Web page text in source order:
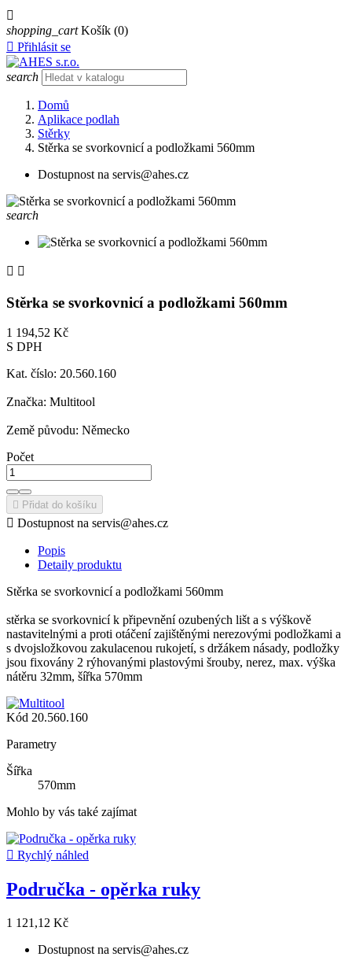

shopping_cart Košík (0)
 Přihlásit se
search
Domů
Aplikace podlah
Stěrky
Stěrka se svorkovnicí a podložkami 560mm
Dostupnost na servis@ahes.cz
search
 
Stěrka se svorkovnicí a podložkami 560mm
1 194,52 Kč
S DPH
Kat. číslo: 20.560.160
Značka: Multitool
Země původu: Německo
Počet
 Přidat do košíku
 Dostupnost na servis@ahes.cz
Popis
Detaily produktu
Stěrka se svorkovnicí a podložkami 560mm
stěrka se svorkovnicí k připevnění ozubených lišt a s výškově
nastavitelnými a proti otáčení zajištěnými nerezovými podložkami a
s dvojsložkovou zakulacenou rukojetí, s držákem násady, podložky
jsou fixovány 2 rýhovanými plastovými šrouby, nerez, max. výška
nátěru 32mm, šířka 570mm
Kód 20.560.160
Parametry
Šířka
570mm
Mohlo by vás také zajímat
 Rychlý náhled
Područka - opěrka ruky
1 121,12 Kč
Dostupnost na servis@ahes.cz